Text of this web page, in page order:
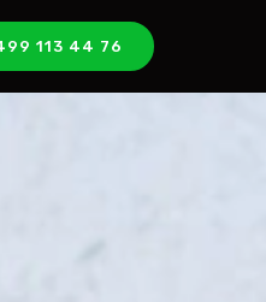
113 44 76